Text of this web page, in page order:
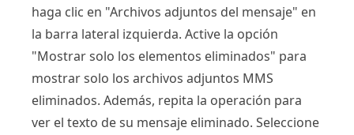
haga clic en "Archivos adjuntos del mensaje" en
la barra lateral izquierda. Active la opción
"Mostrar solo los elementos eliminados" para
mostrar solo los archivos adjuntos MMS
eliminados. Además, repita la operación para
ver el texto de su mensaje eliminado. Seleccione